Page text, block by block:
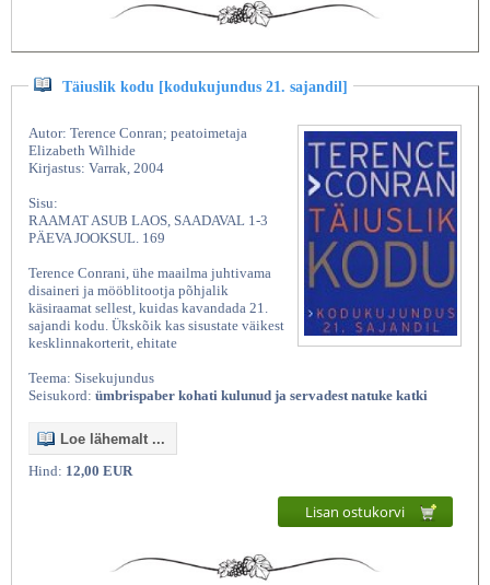
Täiuslik kodu [kodukujundus 21. sajandil]
Autor: Terence Conran; peatoimetaja
Elizabeth Wilhide
Kirjastus: Varrak, 2004
Sisu:
RAAMAT ASUB LAOS, SAADAVAL 1-3
PÄEVA JOOKSUL. 169
Terence Conrani, ühe maailma juhtivama
disaineri ja mööblitootja põhjalik
käsiraamat sellest, kuidas kavandada 21.
sajandi kodu. Ükskõik kas sisustate väikest
kesklinnakorterit, ehitate
Teema: Sisekujundus
Seisukord: ümbrispaber kohati kulunud ja servadest natuke katki
Loe lähemalt ...
Hind: 12,00 EUR
Lisan ostukorvi